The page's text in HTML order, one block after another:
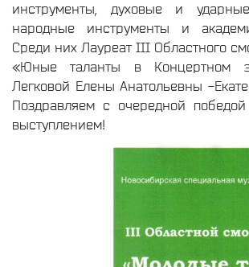
инструменты, духовые и
народные инструменты и
Среди них Лауреат III Областного
«Юные таланты в Концертном
Легковой Елены Анатольевны -
Поздравляем с очередной
выступлением!